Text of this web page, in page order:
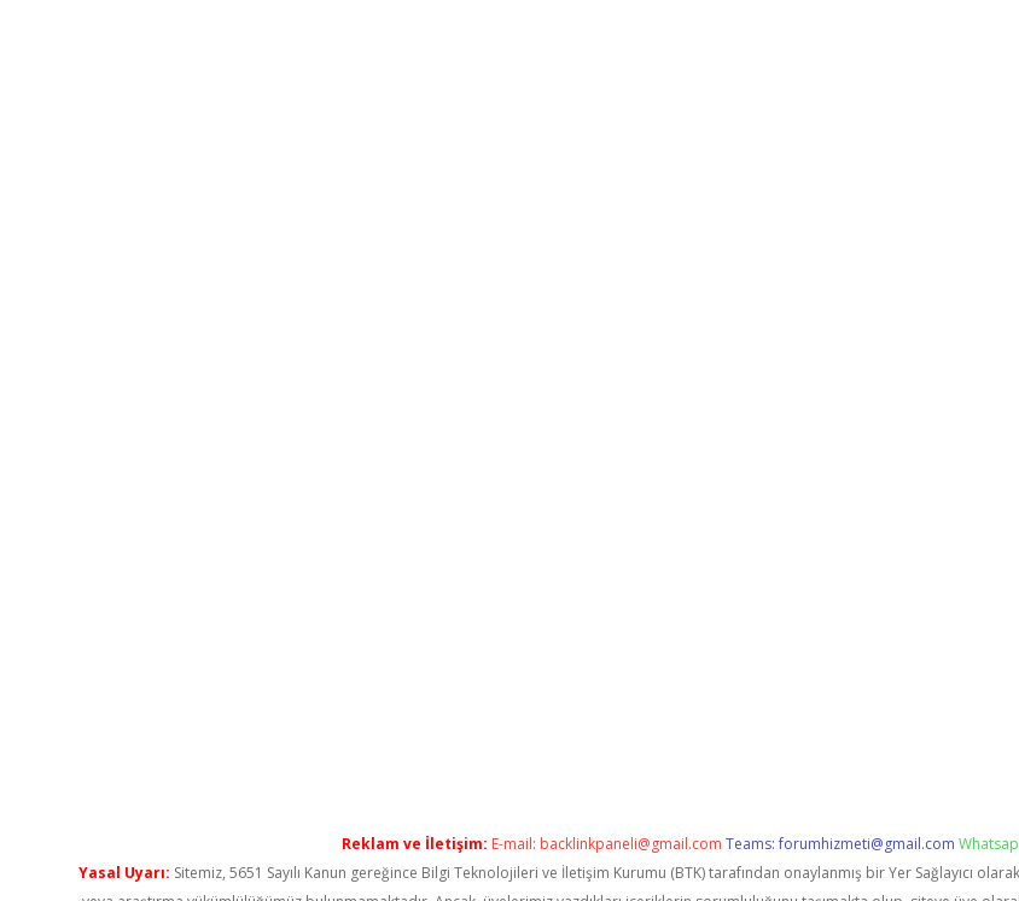
Reklam ve İletişim: E-mail: backlinkpaneli@gmail.com Teams:forumhizmeti@gmail.com
Yasal Uyarı: Sitemiz, 5651 Sayılı Kanun gereğince Bilgi Teknolojileri ve İletişim Kurumu (BTK) tarafından onaylanmış bir Yer Sağlayıcı